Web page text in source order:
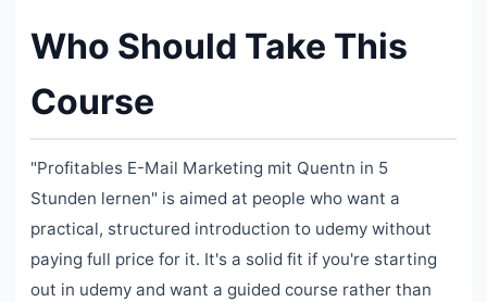
Who Should Take This
Course
"Profitables E-Mail Marketing mit Quentn in 5
Stunden lernen" is aimed at people who want a
practical, structured introduction to udemy without
paying full price for it. It's a solid fit if you're starting
out in udemy and want a guided course rather than